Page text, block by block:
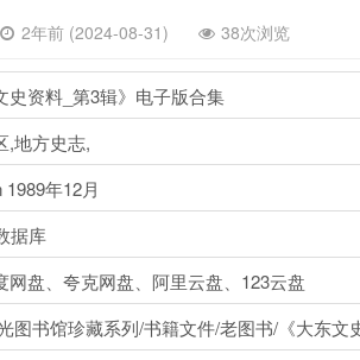
2年前 (2024-08-31) 38次浏览
史资料_第3辑》电子版合集
,地方史志,
年12月
据库
网盘、夸克网盘、阿里云盘、123云盘
图书馆珍藏系列/书籍文件/老图书/《大东文